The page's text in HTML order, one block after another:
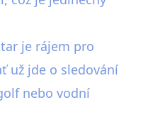
je rájem pro
už jde o sledování
nebo vodní